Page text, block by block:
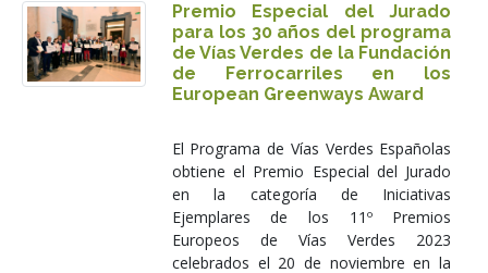
Premio Especial del Jurado
para los 30 años del programa
de Vías Verdes de la Fundación
de Ferrocarriles en los
European Greenways Award
El Programa de Vías Verdes Españolas
obtiene el Premio Especial del Jurado
en la categoría de Iniciativas
Ejemplares de los 11º Premios
Europeos de Vías Verdes 2023
celebrados el 20 de noviembre en la